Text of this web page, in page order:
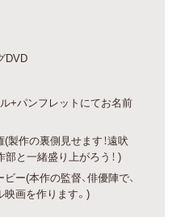
DVD
+パンフレットにてお名前
製作の裏側見せます！遠吠
部と一緒盛り上がろう！ )
ー(本作の監督、俳優陣で、
画を作ります。)